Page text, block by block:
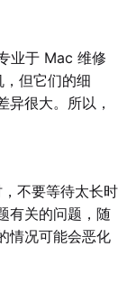
业于 Mac 维修
但它们的细
异很大。所以，
不要等待太长时
有关的问题，随
情况可能会恶化